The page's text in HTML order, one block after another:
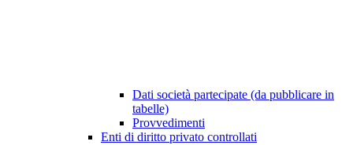
Dati società partecipate (da pubblicare in
tabelle)
Provvedimenti
Enti di diritto privato controllati